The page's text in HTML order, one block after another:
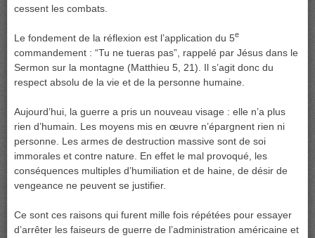
cessent les combats.
Le fondement de la réflexion est l’application du 5e
commandement : “Tu ne tueras pas”, rappelé par Jésus dans le
Sermon sur la montagne (Matthieu 5, 21). Il s’agit donc du
respect absolu de la vie et de la personne humaine.
Aujourd’hui, la guerre a pris un nouveau visage : elle n’a plus
rien d’humain. Les moyens mis en œuvre n’épargnent rien ni
personne. Les armes de destruction massive sont de soi
immorales et contre nature. En effet le mal provoqué, les
conséquences multiples d’humiliation et de haine, de désir de
vengeance ne peuvent se justifier.
Ce sont ces raisons qui furent mille fois répétées pour essayer
d’arrêter les faiseurs de guerre de l’administration américaine et